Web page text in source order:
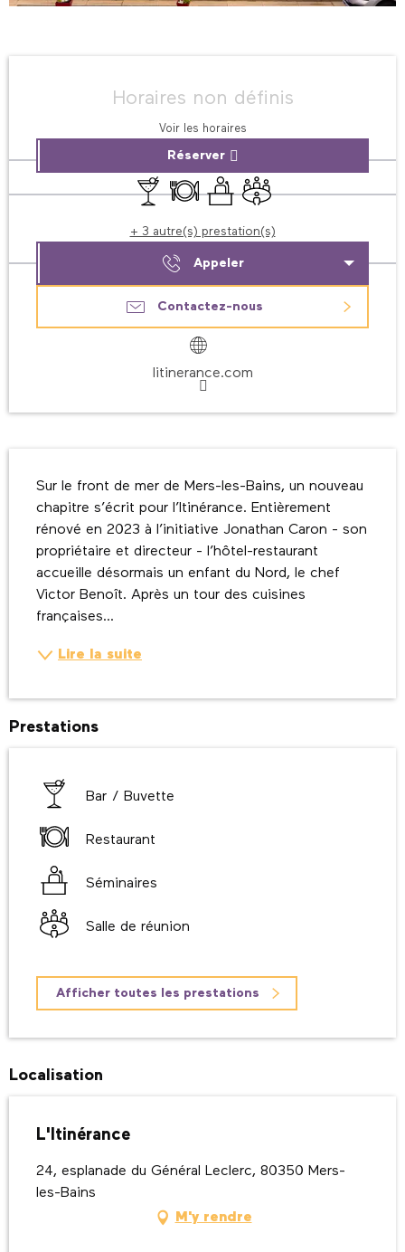
Horaires non définis
Voir les horaires
Réserver
Bar / Buvette
RestaurantSéminairesSalle de réunion
+ 3 autre(s) prestation(s)
Appeler
Contactez-nous
litinerance.com
Sur le front de mer de Mers-les-Bains, un nouveau
chapitre s’écrit pour l’Itinérance. Entièrement
rénové en 2023 à l’initiative Jonathan Caron - son
propriétaire et directeur - l’hôtel-restaurant
accueille désormais un enfant du Nord, le chef
Victor Benoît. Après un tour des cuisines
françaises...
Lire la suite
Prestations
Bar / Buvette
Restaurant
Séminaires
Salle de réunion
Afficher toutes les prestations
Localisation
L'Itinérance
24, esplanade du Général Leclerc, 80350 Mers-
les-Bains
M'y rendre